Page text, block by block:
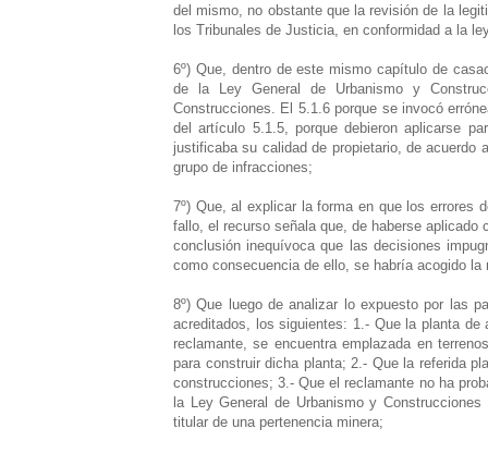
del mismo, no obstante que la revisión de la
los Tribunales de Justicia, en conformidad a la
6º) Que, dentro de este mismo capítulo de
de la Ley General de Urbanismo y
Construcciones. El 5.1.6 porque se invocó
del artículo 5.1.5, porque debieron aplicarse
justificaba su calidad de propietario, de
grupo de infracciones;
7º) Que, al explicar la forma en que los errores
fallo, el recurso señala que, de haberse
conclusión inequívoca que las decisiones
como consecuencia de ello, se habría acogido la
8º) Que luego de analizar lo expuesto por las
acreditados, los siguientes: 1.- Que la planta
reclamante, se encuentra emplazada en
para construir dicha planta; 2.- Que la referida
construcciones; 3.- Que el reclamante no ha
la Ley General de Urbanismo y
titular de una pertenencia minera;